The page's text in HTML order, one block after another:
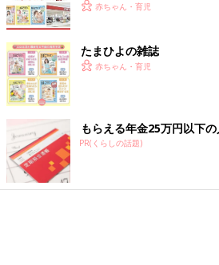
赤ちゃん・育児
たまひよの雑誌
赤ちゃん・育児
もらえる年金25万円以下
PR(くらしの話題)